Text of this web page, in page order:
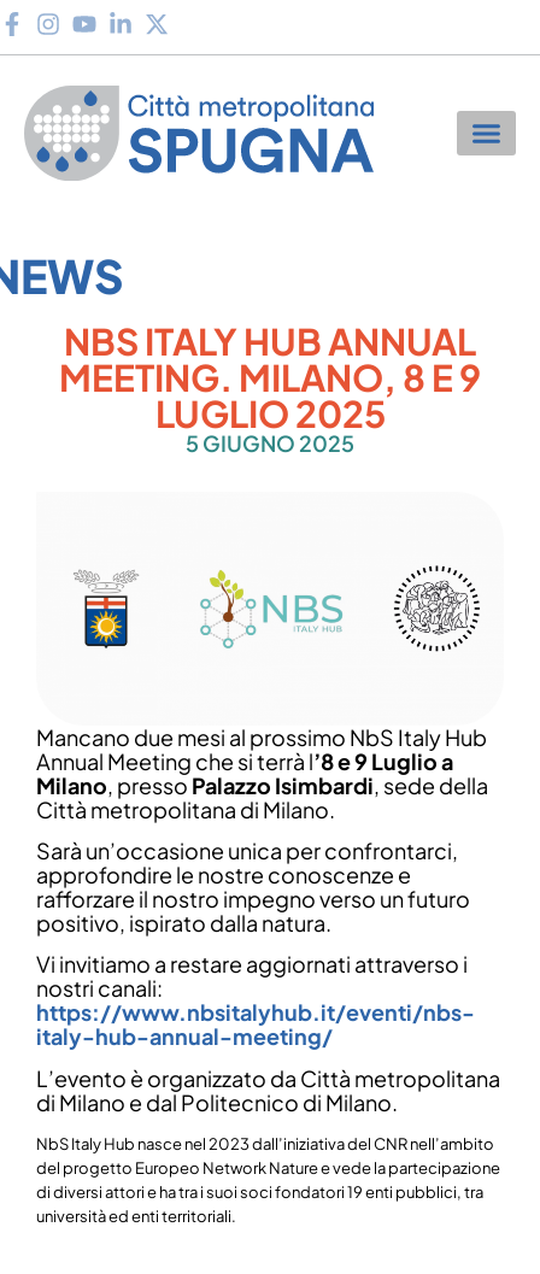
NBS ITALY HUB ANNUAL
MEETING. MILANO, 8 E 9
LUGLIO 2025
5 GIUGNO 2025
Mancano due mesi al prossimo NbS Italy Hub
Annual Meeting che si terrà l’8 e 9 Luglio a
Milano, presso Palazzo Isimbardi, sede della
Città metropolitana di Milano.
Sarà un’occasione unica per confrontarci,
approfondire le nostre conoscenze e
rafforzare il nostro impegno verso un futuro
positivo, ispirato dalla natura.
Vi invitiamo a restare aggiornati attraverso i
nostri canali:
https://www.nbsitalyhub.it/eventi/nbs-
italy-hub-annual-meeting/
L’evento è organizzato da Città metropolitana
di Milano e dal Politecnico di Milano.
NbS Italy Hub nasce nel 2023 dall’iniziativa del CNR nell’ambito
del progetto Europeo Network Nature e vede la partecipazione
di diversi attori e ha tra i suoi soci fondatori 19 enti pubblici, tra
università ed enti territoriali.